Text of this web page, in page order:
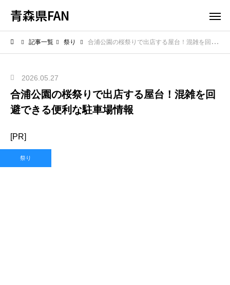
青森県FAN
記事一覧 祭り 合浦公園の桜祭りで出店する屋台！混雑を回避できる便利な駐車場情報
2026.05.27
合浦公園の桜祭りで出店する屋台！混雑を回
避できる便利な駐車場情報
[PR]
祭り